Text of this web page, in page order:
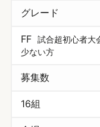
グレード
FF
試合超初心者大
少ない方
募集数
16組